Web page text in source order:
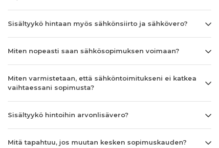
Sisältyykö hintaan myös sähkönsiirto ja sähkövero?
Miten nopeasti saan sähkösopimuksen voimaan?
Miten varmistetaan, että sähköntoimitukseni ei katkea
vaihtaessani sopimusta?
Sisältyykö hintoihin arvonlisävero?
Mitä tapahtuu, jos muutan kesken sopimuskauden?